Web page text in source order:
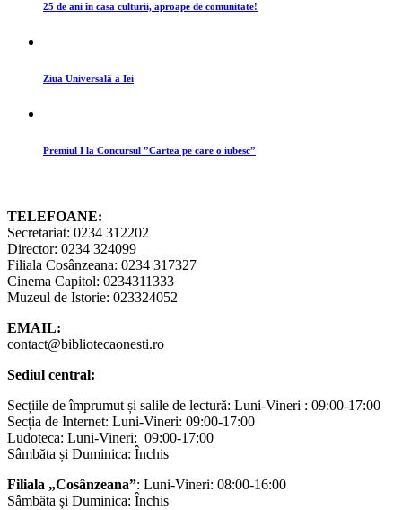
25 de ani în casa culturii, aproape de comunitate!
Ziua Universală a Iei
Premiul I la Concursul ”Cartea pe care o iubesc”
TELEFOANE:
Secretariat: 0234 312202
Director: 0234 324099
Filiala Cosânzeana: 0234 317327
Cinema Capitol: 0234311333
Muzeul de Istorie: 023324052
EMAIL:
contact@bibliotecaonesti.ro
Sediul central:
Secțiile de împrumut și salile de lectură: Luni-Vineri : 09:00-17:00
Secția de Internet: Luni-Vineri: 09:00-17:00
Ludoteca: Luni-Vineri: 09:00-17:00
Sâmbăta și Duminica: Închis
Filiala „Cosânzeana”: Luni-Vineri: 08:00-16:00
Sâmbăta și Duminica: Închis